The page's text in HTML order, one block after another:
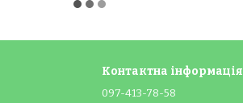
Контактна інформація
097-413-78-58